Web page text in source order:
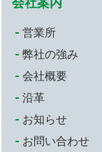
営業所
弊社の強み
会社概要
沿革
お知らせ
お問い合わせ